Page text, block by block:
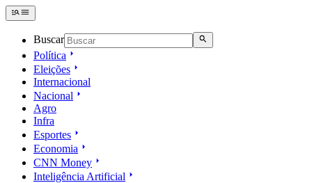
Buscar
Política
Eleições
Internacional
Nacional
Agro
Infra
Esportes
Economia
CNN Money
Inteligência Artificial